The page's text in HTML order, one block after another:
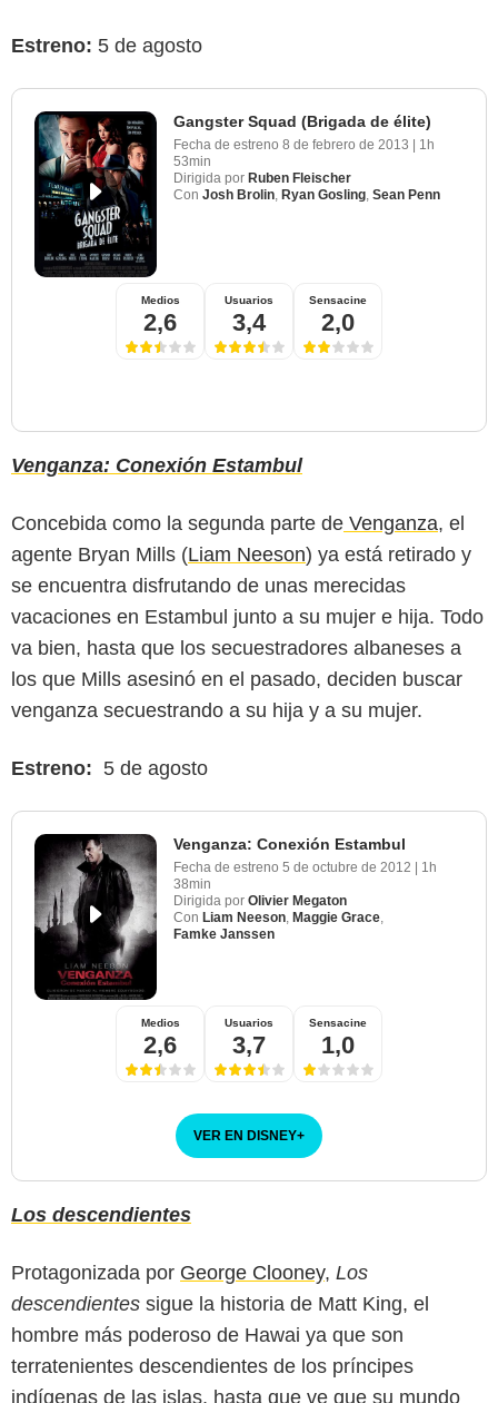
Estreno: 5 de agosto
Gangster Squad (Brigada de élite)
Fecha de estreno 8 de febrero de 2013 | 1h
53min
Dirigida por Ruben Fleischer
Con Josh Brolin, Ryan Gosling, Sean Penn
Medios
2,6
Usuarios
3,4
Sensacine
2,0
Venganza: Conexión Estambul
Concebida como la segunda parte de Venganza, el
agente Bryan Mills (Liam Neeson) ya está retirado y
se encuentra disfrutando de unas merecidas
vacaciones en Estambul junto a su mujer e hija. Todo
va bien, hasta que los secuestradores albaneses a
los que Mills asesinó en el pasado, deciden buscar
venganza secuestrando a su hija y a su mujer.
Estreno: 5 de agosto
Venganza: Conexión Estambul
Fecha de estreno 5 de octubre de 2012 | 1h
38min
Dirigida por Olivier Megaton
Con Liam Neeson, Maggie Grace,
Famke Janssen
Medios
2,6
Usuarios
3,7
Sensacine
1,0
VER EN DISNEY+
Los descendientes
Protagonizada por George Clooney, Los
descendientes sigue la historia de Matt King, el
hombre más poderoso de Hawai ya que son
terratenientes descendientes de los príncipes
indígenas de las islas, hasta que ve que su mundo